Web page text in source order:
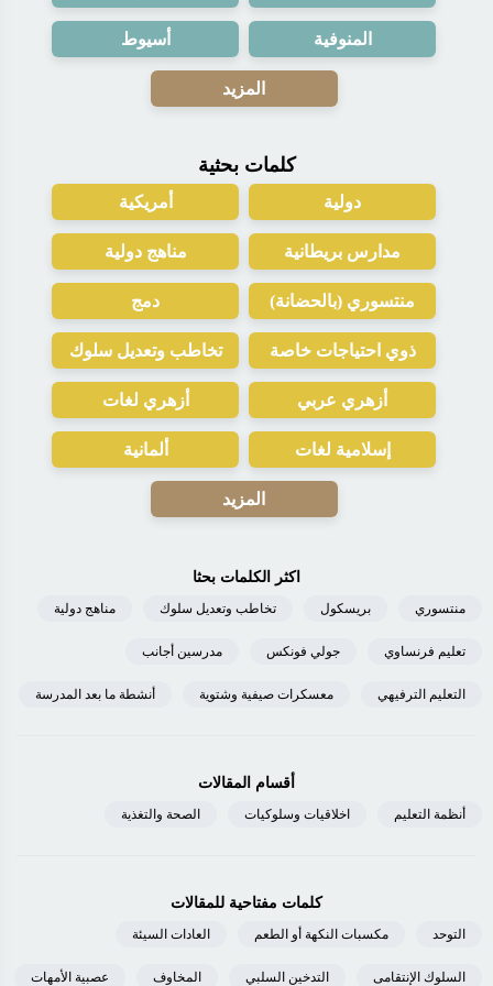
المنوفية أسيوط
المزيد
كلمات بحثية
دولية أمريكية
مدارس بريطانية مناهج دولية
منتسوري (بالحضانة) دمج
ذوي احتياجات خاصة تخاطب وتعديل سلوك
أزهري عربي أزهري لغات
إسلامية لغات ألمانية
المزيد
اكثر الكلمات بحثا
منتسوري بريسكول تخاطب وتعديل سلوك مناهج دولية
تعليم فرنساوي جولي فونكس مدرسين أجانب
التعليم الترفيهي معسكرات صيفية وشتوية أنشطة ما بعد المدرسة
أقسام المقالات
أنظمة التعليم اخلاقيات وسلوكيات الصحة والتغذية
كلمات مفتاحية للمقالات
التوحد مكسبات النكهة أو الطعم العادات السيئة
السلوك الإنتقامى التدخين السلبي المخاوف عصبية الأمهات